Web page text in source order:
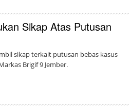
Sikap Atas Putusan
sikap terkait putusan bebas kasus
Brigif 9 Jember.